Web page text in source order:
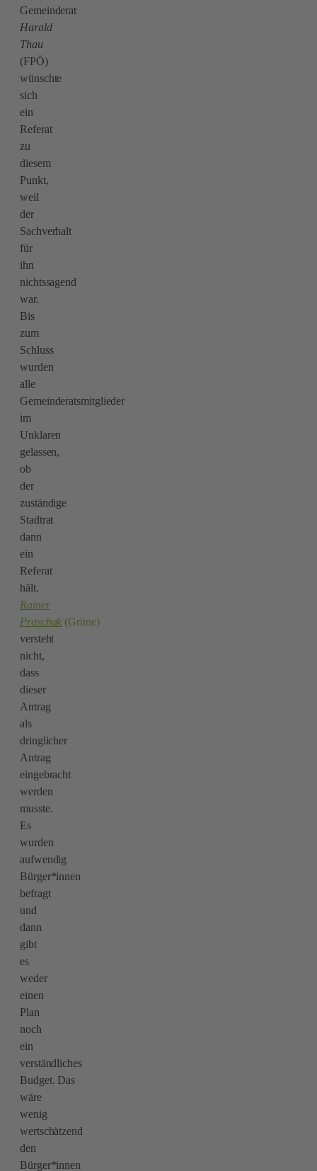
Gemeinderat
Harald
Thau
(FPÖ)
wünschte
sich
ein
Referat
zu
diesem
Punkt,
weil
der
Sachverhalt
für
ihn
nichtssagend
war.
Bis
zum
Schluss
wurden
alle
Gemeinderatsmitglieder
im
Unklaren
gelassen,
ob
der
zuständige
Stadtrat
dann
ein
Referat
hält.
Rainer
Praschak (Grüne)
versteht
nicht,
dass
dieser
Antrag
als
dringlicher
Antrag
eingebracht
werden
musste.
Es
wurden
aufwendig
Bürger*innen
befragt
und
dann
gibt
es
weder
einen
Plan
noch
ein
verständliches
Budget. Das
wäre
wenig
wertschätzend
den
Bürger*innen